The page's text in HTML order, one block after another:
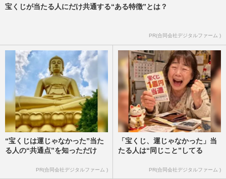
宝くじが当たる人にだけ共通する“ある特徴”とは？
PR(合同会社デジタルファーム )
“宝くじは運じゃなかった”当た
る人の“共通点”を知っただけ
PR(合同会社デジタルファーム )
「宝くじ、運じゃなかった」当
たる人は“同じこと”してる
PR(合同会社デジタルファーム )